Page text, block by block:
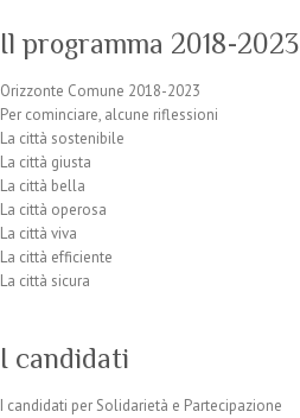
Il programma 2018-2023
Orizzonte Comune 2018-2023
Per cominciare, alcune riflessioni
La città sostenibile
La città giusta
La città bella
La città operosa
La città viva
La città efficiente
La città sicura
I candidati
I candidati per Solidarietà e Partecipazione